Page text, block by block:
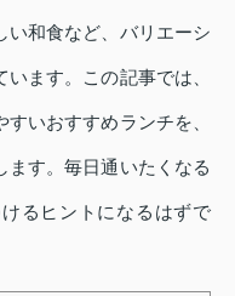
い和食など、バリエーシ
ます。この記事では、
いおすすめランチを、
ます。毎日通いたくなる
るヒントになるはずで